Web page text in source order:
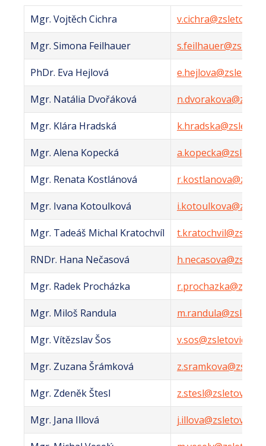
Mgr. Vojtěch Cichra
Mgr. Simona Feilhauer
PhDr. Eva Hejlová
Mgr. Natália Dvořáková
Mgr. Klára Hradská
Mgr. Alena Kopecká
Mgr. Renata Kostlánová
Mgr. Ivana Kotoulková
Mgr. Tadeáš Michal Kratochvíl
RNDr. Hana Nečasová
Mgr. Radek Procházka
Mgr. Miloš Randula
Mgr. Vítězslav Šos v.sos@zsletovice.cz
Mgr. Zuzana Šrámková
Mgr. Zdeněk Štesl z.stesl@zsletovice.cz
Mgr. Jana Illová j.illova@zsletovice.cz